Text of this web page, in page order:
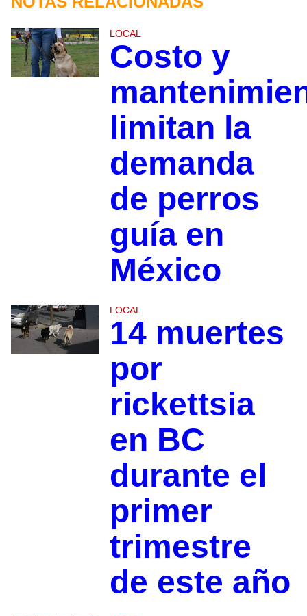
LOCAL
Costo y
limitan la
demanda
de perros
guía en
México
LOCAL
14 muertes
por
rickettsia
en BC
durante el
primer
trimestre
de este año